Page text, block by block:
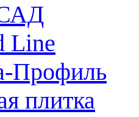
Line
Профиль
плитка